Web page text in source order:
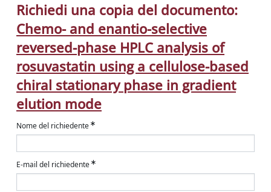
Richiedi una copia del documento:
Chemo- and enantio-selective
reversed-phase HPLC analysis of
rosuvastatin using a cellulose-based
chiral stationary phase in gradient
elution mode
Nome del richiedente
E-mail del richiedente